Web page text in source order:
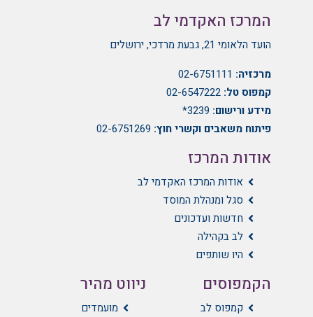
המרכז האקדמי לב
הועד הלאומי 21, גבעת מרדכי, ירושלים
מרכזיה: 02-6751111
קמפוס טל: 02-6547222
מידע ורישום: 3239*
פיתוח משאבים וקשרי חוץ: 02-6751269
אודות המרכז
אודות המרכז האקדמי לב
סגל ומנהלת המוסד
חדשות ועדכונים
לב בקהילה
היו שותפים
הקמפוסים
קמפוס לב
ניווט מהיר
מועמדים